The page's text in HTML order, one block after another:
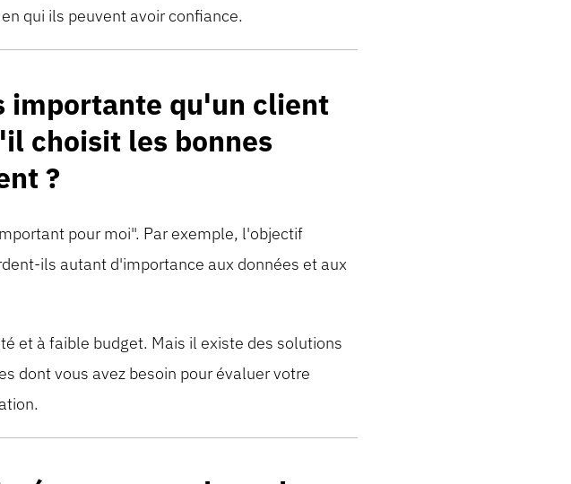
qui ils peuvent avoir confiance.
importante qu'un client
choisit les bonnes
?
pour moi". Par exemple, l'objectif
ils autant d'importance aux données et aux
et à faible budget. Mais il existe des solutions
dont vous avez besoin pour évaluer votre